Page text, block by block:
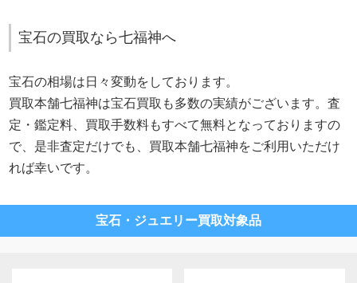
宝石の買取なら七福神へ
宝石の相場は日々変動をしております。
買取本舗七福神は宝石買取も多数の実績がございます。査
定・鑑定料、買取手数料もすべて無料となっておりますの
で、是非査定だけでも、買取本舗七福神をご利用いただけ
れば幸いです。
宝石・ジュエリー買取対象品